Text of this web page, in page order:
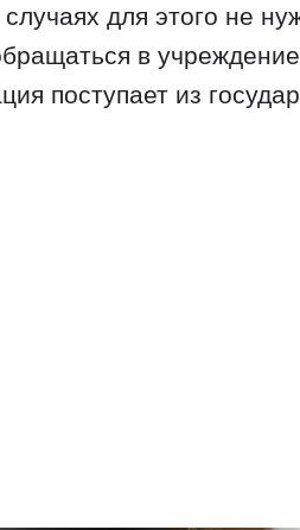
для этого не
в
поступает из